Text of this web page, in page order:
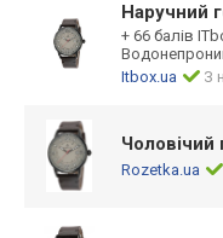
Наручний
+ 66 балів
Itbox.ua
З
Чоловічий
Rozetka.ua